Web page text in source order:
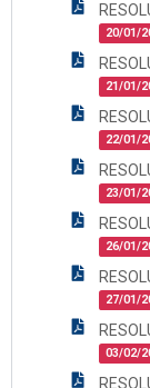
20/01/
21/01/
22/01/
23/01/
26/01/
27/01/
03/02/